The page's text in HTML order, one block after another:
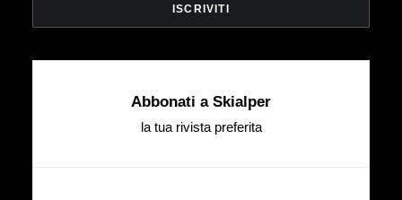
Abbonati a Skialper
la tua rivista preferita